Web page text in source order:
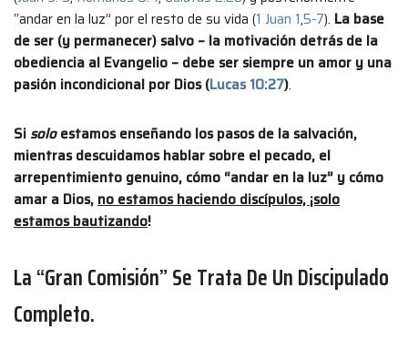
“andar en la luz” por el resto de su vida (1 Juan 1,5-7). La base
de ser (y permanecer) salvo – la motivación detrás de la
obediencia al Evangelio – debe ser siempre un amor y una
pasión incondicional por Dios (Lucas 10:27).
Si soloestamos enseñando los pasos de la salvación,
mientras descuidamos hablar sobre el pecado, el
arrepentimiento genuino, cómo “andar en la luz” y cómo
amar a Dios, no estamos haciendo discípulos, ¡solo
estamos bautizando!
La “Gran Comisión” Se Trata De Un Discipulado
Completo.